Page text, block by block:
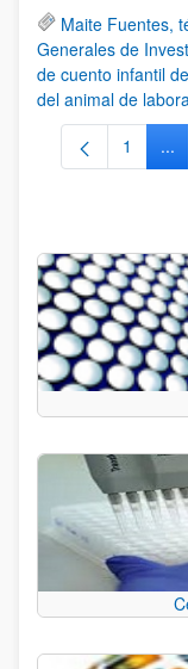
Maite Fuentes,
Generales de
de cuento infantil
del animal de
Página
1 ...